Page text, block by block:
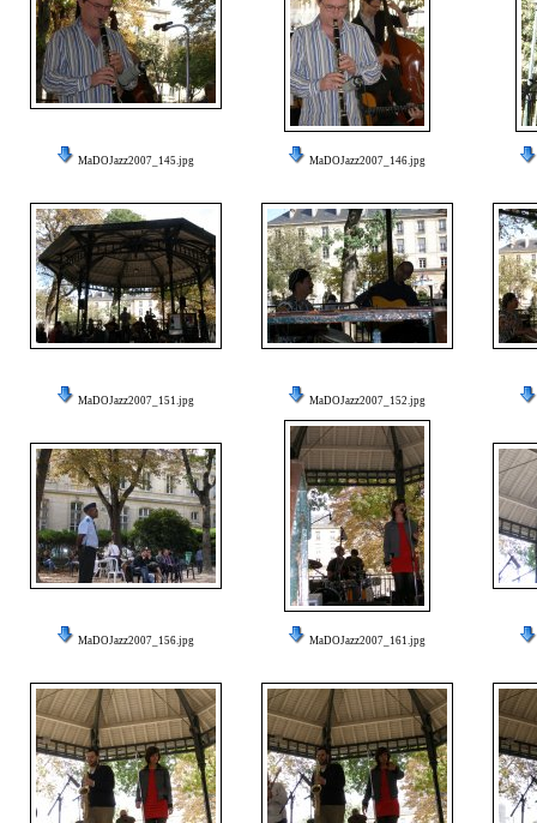
MaDOJazz2007_145.jpg MaDOJazz2007_146.jpg
MaDOJazz2007_151.jpg MaDOJazz2007_152.jpg
MaDOJazz2007_156.jpg MaDOJazz2007_161.jpg